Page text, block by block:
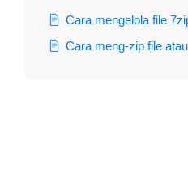
Cara mengelola file
Cara meng-zip file